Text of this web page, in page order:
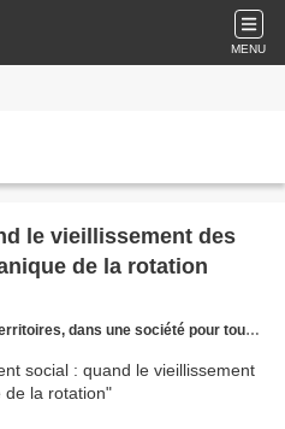
MENU
le vieillissement des
de la rotation
dans une société pour tous les âges